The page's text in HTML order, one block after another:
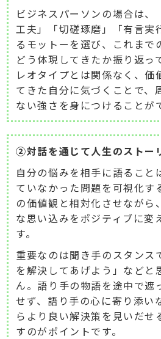
ビジネスパーソンの場合は、
工夫」「切磋琢磨」「有言実
るモットーを選び、これまで
どう体現してきたか振り返っ
レオタイプとは関係なく、価
てきた自分に気づくことで、
ない強さを身につけることが
②対話を通じて人生のストー
自分の悩みを相手に語ること
ていなかった問題を可視化す
の価値観と相対化させながら
な思い込みをポジティブに変
す。
重要なのは聞き手のスタンス
を解決してあげよう」などと
ん。語り手の物語を途中で遮
せず、語り手の心に寄り添い
らより良い解決策を見いだせ
すのがポイントです。